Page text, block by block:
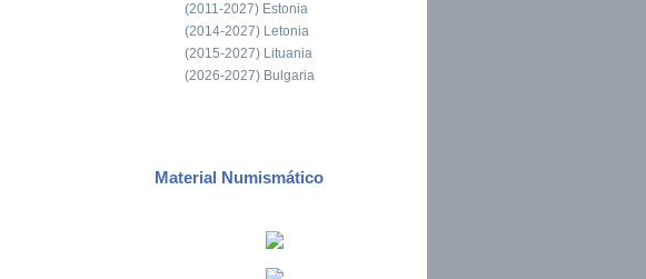
(2011-2027) Estonia
(2014-2027) Letonia
(2015-2027) Lituania
(2026-2027) Bulgaria
Material Numismático